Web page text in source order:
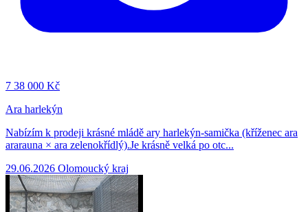
7 38 000 Kč
Ara harlekýn
Nabízím k prodeji krásné mládě ary harlekýn-samička (kříženec ara
ararauna × ara zelenokřídlý).Je krásně velká po otc...
29.06.2026 Olomoucký kraj